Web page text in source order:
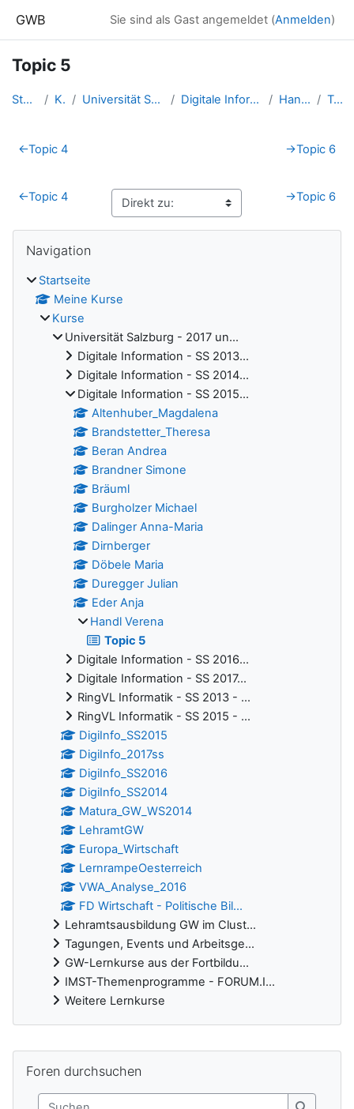
GWB Sie sind als Gast angemeldet (Anmelden)
Topic 5
Startseite Kurse Universität Salzburg - 2017 un... Digitale Information - SS 2015... Handl Verena Topic 5
Abschnittsübersicht
←Topic 4 →Topic 6
←Topic 4 →Topic 6
Navigation
Startseite
Meine Kurse
Kurse
Universität Salzburg - 2017 un...
Digitale Information - SS 2013...
Digitale Information - SS 2014...
Digitale Information - SS 2015...
Altenhuber_Magdalena
Brandstetter_Theresa
Beran Andrea
Brandner Simone
Bräuml
Burgholzer Michael
Dalinger Anna-Maria
Dirnberger
Döbele Maria
Duregger Julian
Eder Anja
Handl Verena
Topic 5
Digitale Information - SS 2016...
Digitale Information - SS 2017...
RingVL Informatik - SS 2013 - ...
RingVL Informatik - SS 2015 - ...
DigiInfo_SS2015
DigiInfo_2017ss
DigiInfo_SS2016
DigiInfo_SS2014
Matura_GW_WS2014
LehramtGW
Europa_Wirtschaft
LernrampeOesterreich
VWA_Analyse_2016
FD Wirtschaft - Politische Bil...
Lehramtsausbildung GW im Clust...
Tagungen, Events und Arbeitsge...
GW-Lernkurse aus der Fortbildu...
IMST-Themenprogramme - FORUM.I...
Weitere Lernkurse
Foren durchsuchen
Suchen